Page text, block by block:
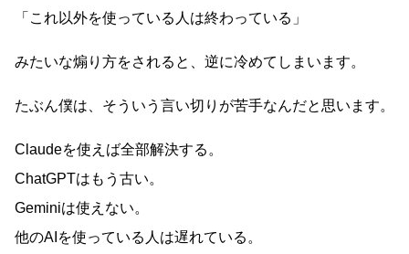
「これ以外を使っている人は終わっている」
みたいな煽り方をされると、逆に冷めてしまいます。
たぶん僕は、そういう言い切りが苦手なんだと思います。
Claudeを使えば全部解決する。
ChatGPTはもう古い。
Geminiは使えない。
他のAIを使っている人は遅れている。